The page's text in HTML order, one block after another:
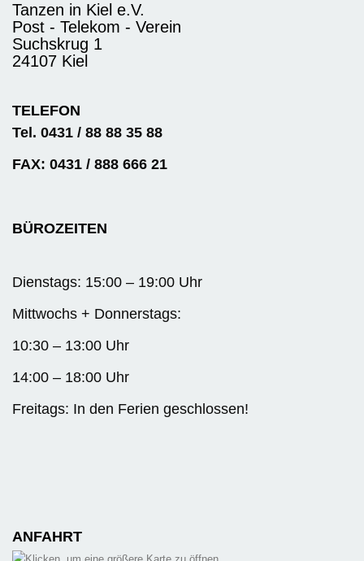
Tanzen in Kiel e.V.
Post - Telekom - Verein
Suchskrug 1
24107 Kiel
TELEFON
Tel. 0431 / 88 88 35 88
FAX: 0431 / 888 666 21
BÜROZEITEN
Dienstags: 15:00 – 19:00 Uhr
Mittwochs + Donnerstags:
10:30 – 13:00 Uhr
14:00 – 18:00 Uhr
Freitags: In den Ferien geschlossen!
ANFAHRT